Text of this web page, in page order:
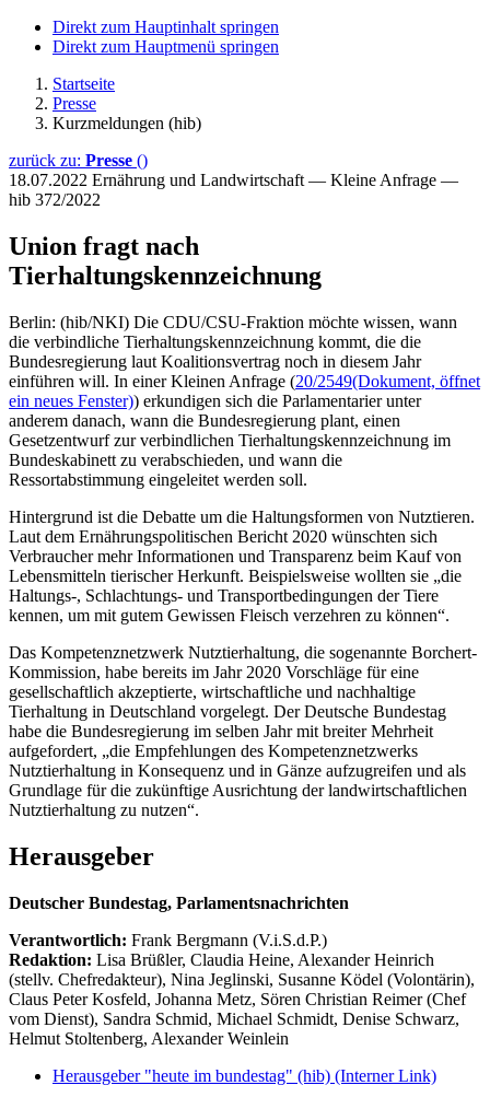
Direkt zum Hauptinhalt springen
Direkt zum Hauptmenü springen
Startseite
Presse
Kurzmeldungen (hib)
zurück zu: Presse ()
18.07.2022 Ernährung und Landwirtschaft — Kleine Anfrage —
hib 372/2022
Union fragt nach
Tierhaltungskennzeichnung
Berlin: (hib/NKI) Die CDU/CSU-Fraktion möchte wissen, wann
die verbindliche Tierhaltungskennzeichnung kommt, die die
Bundesregierung laut Koalitionsvertrag noch in diesem Jahr
einführen will. In einer Kleinen Anfrage (20/2549(Dokument, öffnet
ein neues Fenster)) erkundigen sich die Parlamentarier unter
anderem danach, wann die Bundesregierung plant, einen
Gesetzentwurf zur verbindlichen Tierhaltungskennzeichnung im
Bundeskabinett zu verabschieden, und wann die
Ressortabstimmung eingeleitet werden soll.
Hintergrund ist die Debatte um die Haltungsformen von Nutztieren.
Laut dem Ernährungspolitischen Bericht 2020 wünschten sich
Verbraucher mehr Informationen und Transparenz beim Kauf von
Lebensmitteln tierischer Herkunft. Beispielsweise wollten sie „die
Haltungs-, Schlachtungs- und Transportbedingungen der Tiere
kennen, um mit gutem Gewissen Fleisch verzehren zu können“.
Das Kompetenznetzwerk Nutztierhaltung, die sogenannte Borchert-
Kommission, habe bereits im Jahr 2020 Vorschläge für eine
gesellschaftlich akzeptierte, wirtschaftliche und nachhaltige
Tierhaltung in Deutschland vorgelegt. Der Deutsche Bundestag
habe die Bundesregierung im selben Jahr mit breiter Mehrheit
aufgefordert, „die Empfehlungen des Kompetenznetzwerks
Nutztierhaltung in Konsequenz und in Gänze aufzugreifen und als
Grundlage für die zukünftige Ausrichtung der landwirtschaftlichen
Nutztierhaltung zu nutzen“.
Herausgeber
Deutscher Bundestag, Parlamentsnachrichten
Verantwortlich: Frank Bergmann (V.i.S.d.P.)
Redaktion: Lisa Brüßler, Claudia Heine, Alexander Heinrich
(stellv. Chefredakteur), Nina Jeglinski, Susanne Ködel (Volontärin),
Claus Peter Kosfeld, Johanna Metz, Sören Christian Reimer (Chef
vom Dienst), Sandra Schmid, Michael Schmidt, Denise Schwarz,
Helmut Stoltenberg, Alexander Weinlein
Herausgeber "heute im bundestag" (hib) (Interner Link)